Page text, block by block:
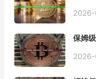
2026-
保姆
2026-